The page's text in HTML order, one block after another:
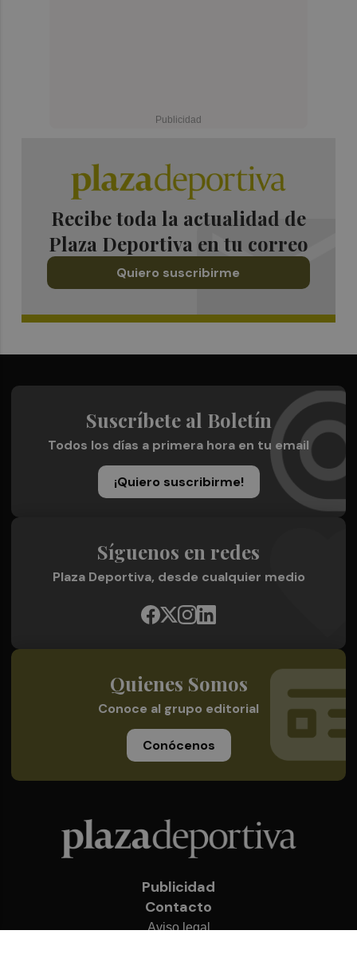
Recibe toda la actualidad de
Plaza Deportiva en tu correo
Quiero suscribirme
Suscríbete al Boletín
Todos los días a primera hora en tu email
¡Quiero suscribirme!
Síguenos en redes
Plaza Deportiva, desde cualquier medio
Quienes Somos
Conoce al grupo editorial
Conócenos
Publicidad
Contacto
Aviso legal